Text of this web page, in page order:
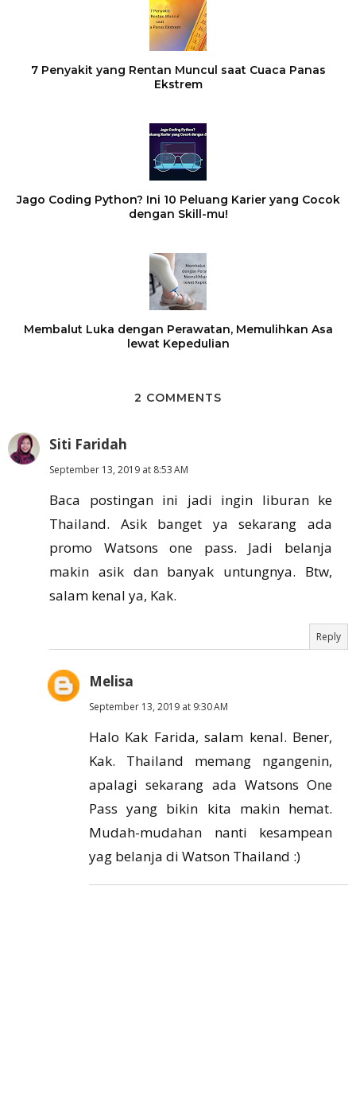
7 Penyakit yang Rentan Muncul saat Cuaca Panas
Ekstrem
Jago Coding Python? Ini 10 Peluang Karier yang Cocok
dengan Skill-mu!
Membalut Luka dengan Perawatan, Memulihkan Asa
lewat Kepedulian
2 COMMENTS
Siti Faridah
September 13, 2019 at 8:53 AM
Baca postingan ini jadi ingin liburan ke
Thailand. Asik banget ya sekarang ada
promo Watsons one pass. Jadi belanja
makin asik dan banyak untungnya. Btw,
salam kenal ya, Kak.
Reply
Melisa
September 13, 2019 at 9:30 AM
Halo Kak Farida, salam kenal. Bener,
Kak. Thailand memang ngangenin,
apalagi sekarang ada Watsons One
Pass yang bikin kita makin hemat.
Mudah-mudahan nanti kesampean
yag belanja di Watson Thailand :)